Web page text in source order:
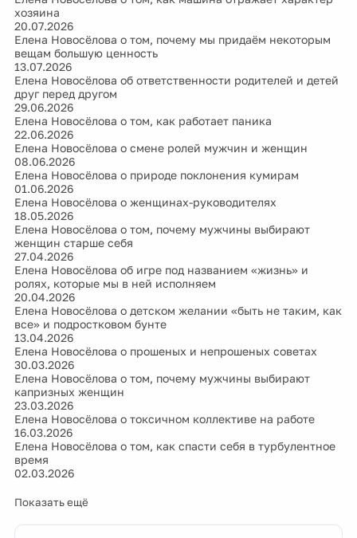
хозяина
20.07.2026
Елена Новосёлова о том, почему мы придаём некоторым
вещам большую ценность
13.07.2026
Елена Новосёлова об ответственности родителей и детей
друг перед другом
29.06.2026
Елена Новосёлова о том, как работает паника
22.06.2026
Елена Новосёлова о смене ролей мужчин и женщин
08.06.2026
Елена Новосёлова о природе поклонения кумирам
01.06.2026
Елена Новосёлова о женщинах-руководителях
18.05.2026
Елена Новосёлова о том, почему мужчины выбирают
женщин старше себя
27.04.2026
Елена Новосёлова об игре под названием «жизнь» и
ролях, которые мы в ней исполняем
20.04.2026
Елена Новосёлова о детском желании «быть не таким, как
все» и подростковом бунте
13.04.2026
Елена Новосёлова о прошеных и непрошеных советах
30.03.2026
Елена Новосёлова о том, почему мужчины выбирают
капризных женщин
23.03.2026
Елена Новосёлова о токсичном коллективе на работе
16.03.2026
Елена Новосёлова о том, как спасти себя в турбулентное
время
02.03.2026
Показать ещё